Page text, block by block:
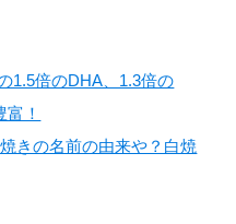
1.5倍のDHA、1.3倍の
！
きの名前の由来や？白焼